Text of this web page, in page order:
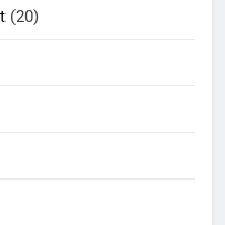
(20)